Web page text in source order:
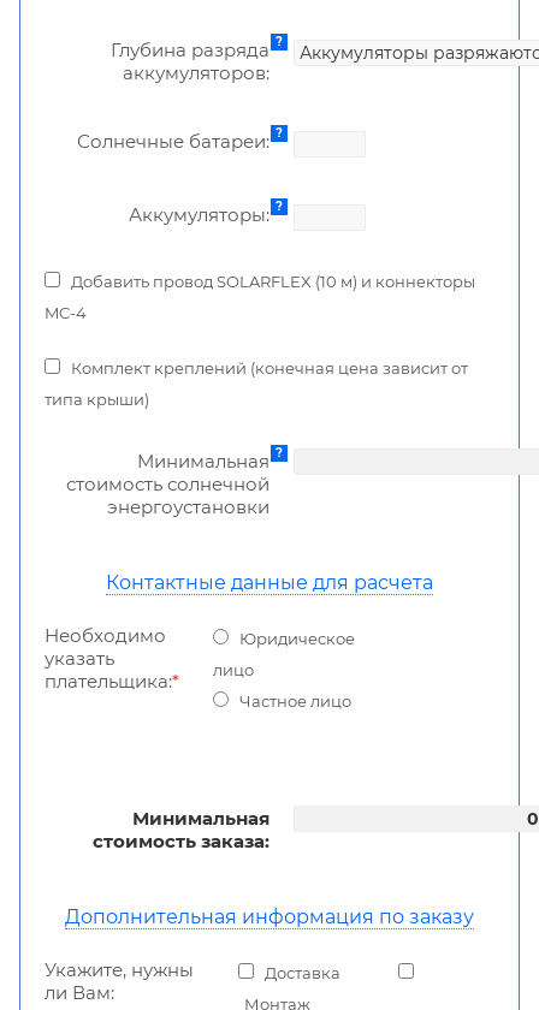
Глубина разряда
аккумуляторов:
Солнечные батареи:
Аккумуляторы:
Добавить провод SOLARFLEX (10 м) и коннекторы
MC-4
Комплект креплений (конечная цена зависит от
типа крыши)
Минимальная
стоимость солнечной
энергоустановки
Контактные данные для расчета
Необходимо
указать
плательщика:*
Юридическое
лицо
Частное лицо
Минимальная
стоимость заказа:
Дополнительная информация по заказу
Укажите, нужны
ли Вам:
Доставка
Монтаж